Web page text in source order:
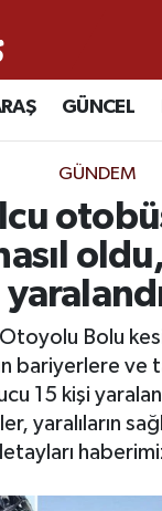
GÜNCEL
GÜNDEM
Bolu
bariyerlere ve
15 kişi
yaralıların
Nöbetçi
Hava
Trafik
Durumu ve
Haberleri